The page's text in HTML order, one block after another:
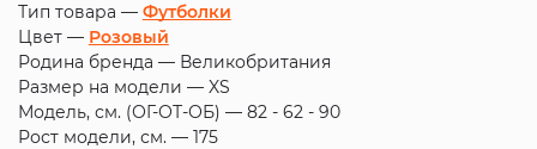
Тип товара — Футболки
Цвет — Розовый
Родина бренда — Великобритания
Размер на модели — XS
Модель, см. (ОГ-ОТ-ОБ) — 82 - 62 - 90
Рост модели, см. — 175